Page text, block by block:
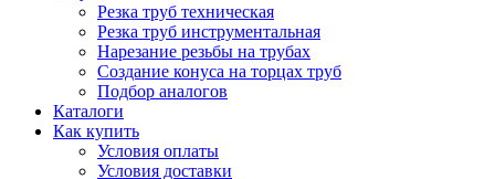
Резка труб техническая
Резка труб инструментальная
Нарезание резьбы на трубах
Создание конуса на торцах труб
Подбор аналогов
Каталоги
Как купить
Условия оплаты
Условия доставки